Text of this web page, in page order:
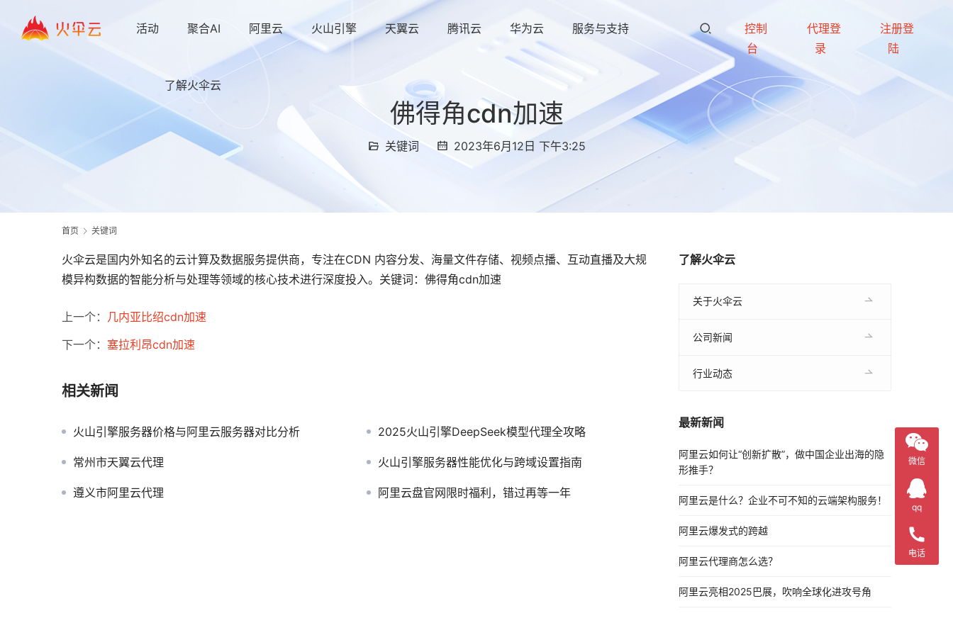
活动 聚合AI 阿里云 火山引擎 天翼云 腾讯云 华为云 服务与支持
了解火伞云
控制
台
代理登
录
注册登
陆
佛得角cdn加速
关键词 2023年6月12日 下午3:25
首页 关键词
火伞云是国内外知名的云计算及数据服务提供商，专注在CDN 内容分发、海量文件存储、视频点播、互动直播及大规
模异构数据的智能分析与处理等领域的核心技术进行深度投入。关键词：佛得角cdn加速
上一个： 几内亚比绍cdn加速
下一个： 塞拉利昂cdn加速
相关新闻
火山引擎服务器价格与阿里云服务器对比分析 2025火山引擎DeepSeek模型代理全攻略
常州市天翼云代理 火山引擎服务器性能优化与跨域设置指南
遵义市阿里云代理 阿里云盘官网限时福利，错过再等一年
了解火伞云
关于火伞云
公司新闻
行业动态
最新新闻
阿里云如何让“创新扩散”，做中国企业出海的隐
形推手？
阿里云是什么？企业不可不知的云端架构服务！
阿里云爆发式的跨越
阿里云代理商怎么选？
阿里云亮相2025巴展，吹响全球化进攻号角
微信
qq
电话